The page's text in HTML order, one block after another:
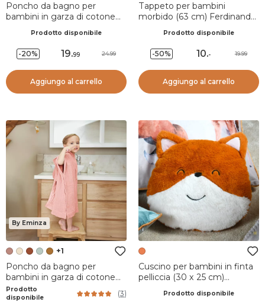
Poncho da bagno per
bambini in garza di cotone
Prodotto disponibile
-20% 19.99 24.99
Aggiungo al carrello
Tappeto per bambini
morbido (63 cm) Ferdinand
Prodotto disponibile
-50% 10.- 19.99
Aggiungo al carrello
By Eminza
+1
Poncho da bagno per
bambini in garza di cotone
2/5 anni Gaïa Rosa pesca
Prodotto
disponibile
(3)
Cuscino per bambini in finta
pelliccia (30 x 25 cm)
Prodotto disponibile